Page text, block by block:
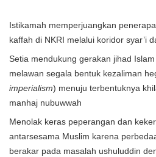
Istikamah memperjuangkan
kaffah di NKRI melalui koridor syar’i
Setia mendukung gerakan jihad
melawan segala bentuk kezaliman
imperialism) menuju terbentuknya
manhaj nubuwwah
Menolak keras peperangan dan
antarsesama Muslim karena
berakar pada masalah ushuluddin